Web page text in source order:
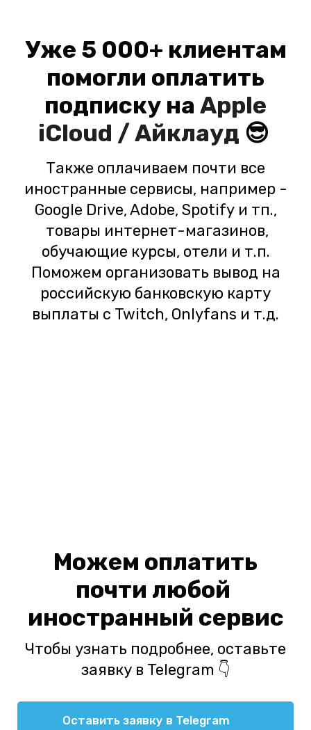
Уже 5 000+ клиентам
помогли оплатить
подписку на Apple
iCloud / Айклауд 😎
Также оплачиваем почти все
иностранные сервисы, например -
Google Drive, Adobe, Spotify и тп.,
товары интернет-магазинов,
обучающие курсы, отели и т.п.
Поможем организовать вывод на
российскую банковскую карту
выплаты с Twitch, Onlyfans и т.д.
Можем оплатить
почти любой
иностранный сервис
Чтобы узнать подробнее, оставьте
заявку в Telegram 👇
Оставить заявку в Telegram